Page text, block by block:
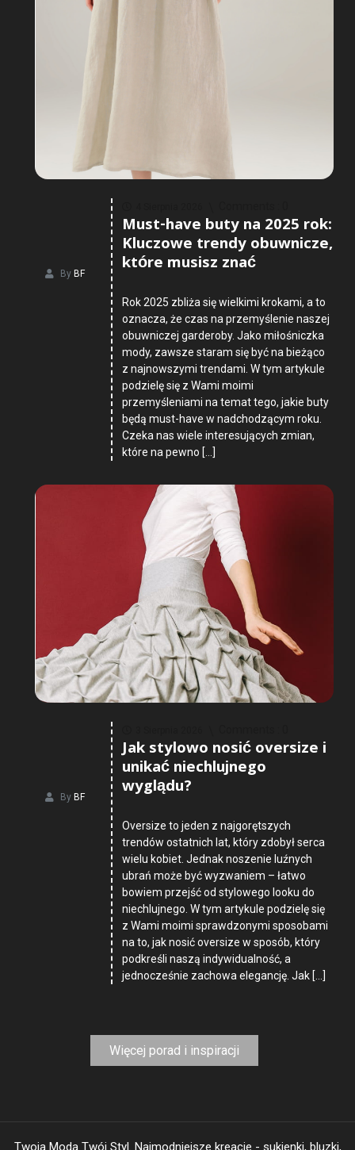
By BF
Must-have buty na 2025 rok:
Kluczowe trendy obuwnicze,
które musisz znać
Rok 2025 zbliża się wielkimi krokami, a to
oznacza, że czas na przemyślenie naszej
obuwniczej garderoby. Jako miłośniczka
mody, zawsze staram się być na bieżąco
z najnowszymi trendami. W tym artykule
podzielę się z Wami moimi
przemyśleniami na temat tego, jakie buty
będą must-have w nadchodzącym roku.
Czeka nas wiele interesujących zmian,
które na pewno […]
By BF
Jak stylowo nosić oversize i
unikać niechlujnego
wyglądu?
Oversize to jeden z najgorętszych
trendów ostatnich lat, który zdobył serca
wielu kobiet. Jednak noszenie luźnych
ubrań może być wyzwaniem – łatwo
bowiem przejść od stylowego looku do
niechlujnego. W tym artykule podzielę się
z Wami moimi sprawdzonymi sposobami
na to, jak nosić oversize w sposób, który
podkreśli naszą indywidualność, a
jednocześnie zachowa elegancję. Jak […]
Więcej porad i inspiracji
Twoja Moda Twój Styl. Najmodniejsze kreacje - sukienki, bluzki,